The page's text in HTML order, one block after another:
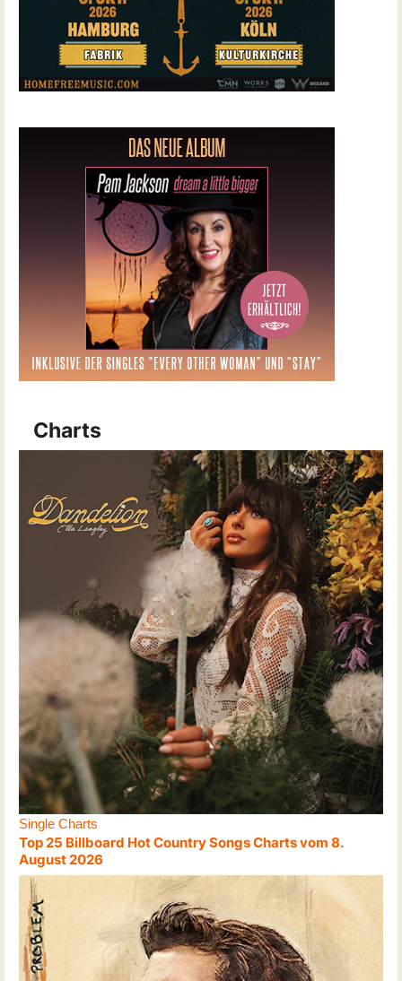
Charts
Single Charts
Top 25 Billboard Hot Country Songs Charts vom 8.
August 2026